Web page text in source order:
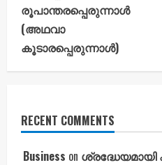
രൂപാന്തരപ്പെരുന്നാൾ
(അഥവാ
കൂടാരപ്പെരുന്നാൾ)
RECENT COMMENTS
Business on